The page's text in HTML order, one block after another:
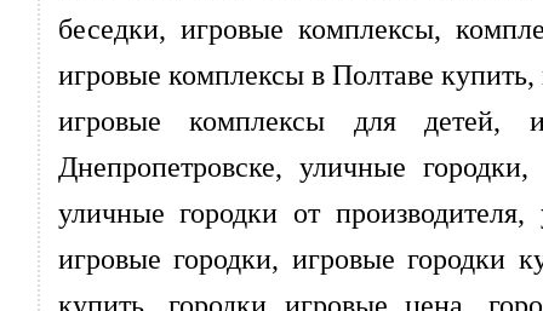
беседки, игровые комплексы,
игровые комплексы в Полтаве
игровые комплексы для детей,
Днепропетровске, уличные
уличные городки от
игровые городки, игровые городки